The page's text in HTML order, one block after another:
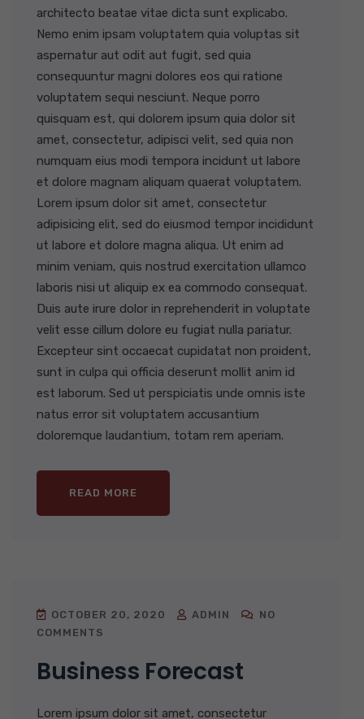
architecto beatae vitae dicta sunt explicabo.
Nemo enim ipsam voluptatem quia voluptas sit
aspernatur aut odit aut fugit, sed quia
consequuntur magni dolores eos qui ratione
voluptatem sequi nesciunt. Neque porro
quisquam est, qui dolorem ipsum quia dolor sit
amet, consectetur, adipisci velit, sed quia non
numquam eius modi tempora incidunt ut labore
et dolore magnam aliquam quaerat voluptatem.
Lorem ipsum dolor sit amet, consectetur
adipisicing elit, sed do eiusmod tempor incididunt
ut labore et dolore magna aliqua. Ut enim ad
minim veniam, quis nostrud exercitation ullamco
laboris nisi ut aliquip ex ea commodo consequat.
Duis aute irure dolor in reprehenderit in voluptate
velit esse cillum dolore eu fugiat nulla pariatur.
Excepteur sint occaecat cupidatat non proident,
sunt in culpa qui officia deserunt mollit anim id
est laborum. Sed ut perspiciatis unde omnis iste
natus error sit voluptatem accusantium
doloremque laudantium, totam rem aperiam.
READ MORE
OCTOBER 20, 2020 ADMIN
NO
COMMENTS
Business Forecast
Lorem ipsum dolor sit amet, consectetur